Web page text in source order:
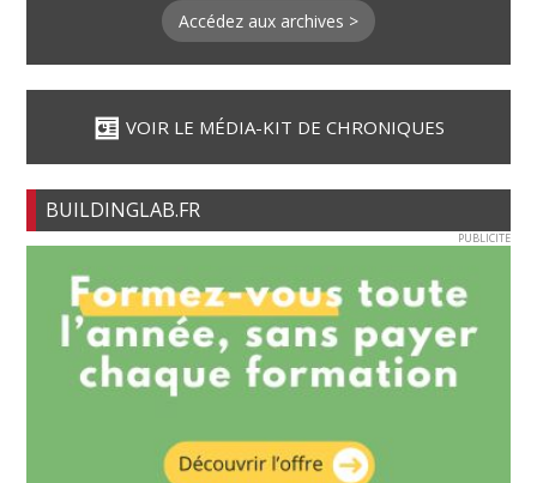
Accédez aux archives >
VOIR LE MÉDIA-KIT DE CHRONIQUES
BUILDINGLAB.FR
PUBLICITE